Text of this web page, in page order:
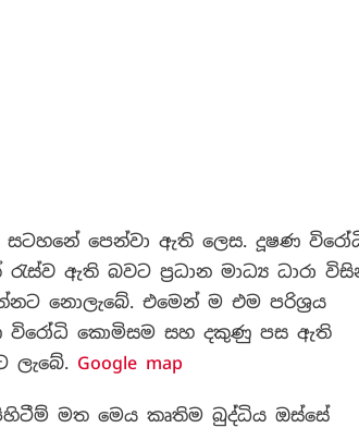
සටහනේ පෙන්වා ඇති ලෙස. දූෂණ
ඇති බවට ප්‍රධාන මාධ්‍ය ධාරා
නොලැබේ. එමෙන් ම එම පරිශ්‍රය
විරෝධි කොමිසම සහ දකුණු පස ඇති
ලැබේ. Google map
මත මෙය කෘතිම බුද්ධිය ඔස්සේ